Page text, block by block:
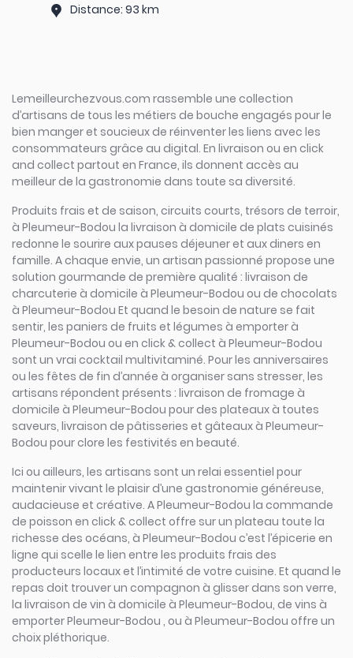
Distance: 93 km
Lemeilleurchezvous.com rassemble une collection
d’artisans de tous les métiers de bouche engagés pour le
bien manger et soucieux de réinventer les liens avec les
consommateurs grâce au digital. En livraison ou en click
and collect partout en France, ils donnent accès au
meilleur de la gastronomie dans toute sa diversité.
Produits frais et de saison, circuits courts, trésors de terroir,
à Pleumeur-Bodou la livraison à domicile de plats cuisinés
redonne le sourire aux pauses déjeuner et aux diners en
famille. A chaque envie, un artisan passionné propose une
solution gourmande de première qualité : livraison de
charcuterie à domicile à Pleumeur-Bodou ou de chocolats
à Pleumeur-Bodou Et quand le besoin de nature se fait
sentir, les paniers de fruits et légumes à emporter à
Pleumeur-Bodou ou en click & collect à Pleumeur-Bodou
sont un vrai cocktail multivitaminé. Pour les anniversaires
ou les fêtes de fin d’année à organiser sans stresser, les
artisans répondent présents : livraison de fromage à
domicile à Pleumeur-Bodou pour des plateaux à toutes
saveurs, livraison de pâtisseries et gâteaux à Pleumeur-
Bodou pour clore les festivités en beauté.
Ici ou ailleurs, les artisans sont un relai essentiel pour
maintenir vivant le plaisir d’une gastronomie généreuse,
audacieuse et créative. A Pleumeur-Bodou la commande
de poisson en click & collect offre sur un plateau toute la
richesse des océans, à Pleumeur-Bodou c’est l’épicerie en
ligne qui scelle le lien entre les produits frais des
producteurs locaux et l’intimité de votre cuisine. Et quand le
repas doit trouver un compagnon à glisser dans son verre,
la livraison de vin à domicile à Pleumeur-Bodou, de vins à
emporter Pleumeur-Bodou , ou à Pleumeur-Bodou offre un
choix pléthorique.